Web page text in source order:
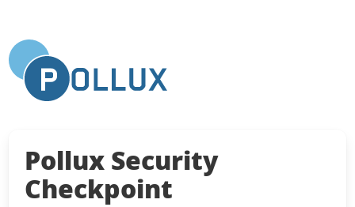
Pollux Security
Checkpoint